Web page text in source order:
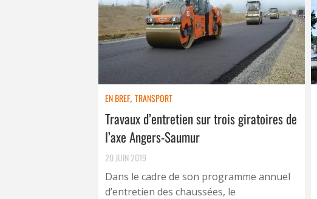
EN BREF, TRANSPORT
Travaux d’entretien sur trois giratoires de
l’axe Angers-Saumur
20 JUIN 2019
Dans le cadre de son programme annuel
d’entretien des chaussées, le